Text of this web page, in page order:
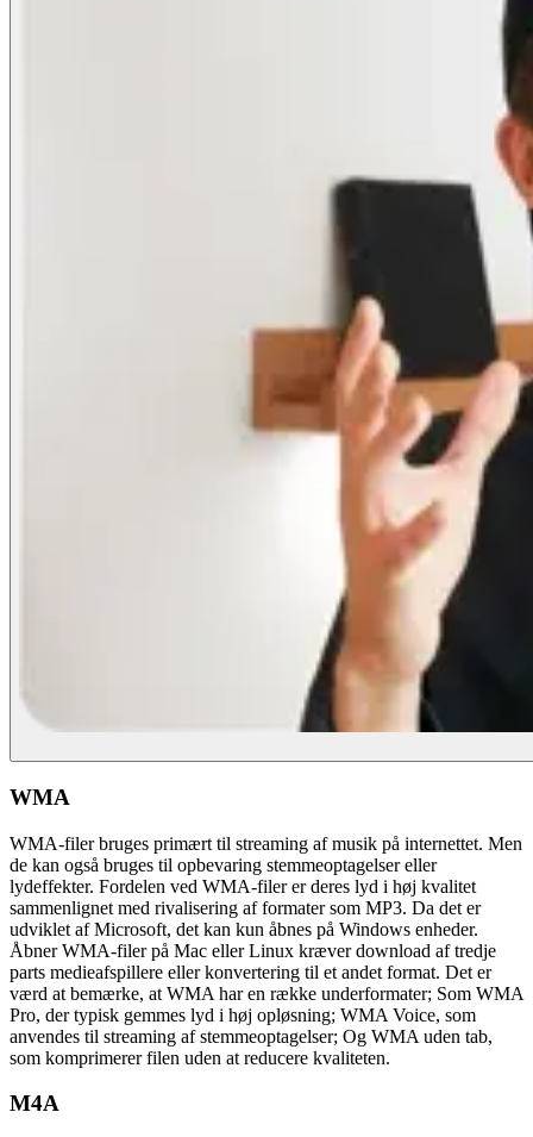
WMA
WMA-filer bruges primært til streaming af musik på internettet. Men
de kan også bruges til opbevaring stemmeoptagelser eller
lydeffekter. Fordelen ved WMA-filer er deres lyd i høj kvalitet
sammenlignet med rivalisering af formater som MP3. Da det er
udviklet af Microsoft, det kan kun åbnes på Windows enheder.
Åbner WMA-filer på Mac eller Linux kræver download af tredje
parts medieafspillere eller konvertering til et andet format. Det er
værd at bemærke, at WMA har en række underformater; Som WMA
Pro, der typisk gemmes lyd i høj opløsning; WMA Voice, som
anvendes til streaming af stemmeoptagelser; Og WMA uden tab,
som komprimerer filen uden at reducere kvaliteten.
M4A